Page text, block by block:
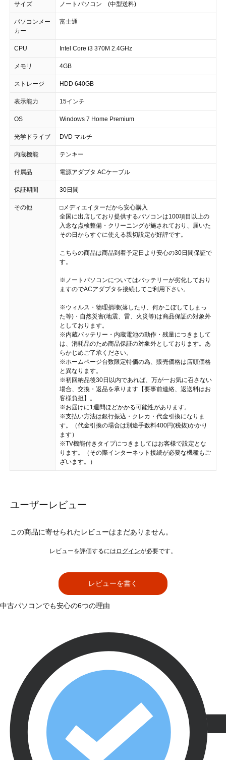
サイズ ノートパソコン (中型送料)
パソコンメー
カー
富士通
CPU Intel Core i3 370M 2.4GHz
メモリ 4GB
ストレージ HDD 640GB
表示能力 15インチ
OS Windows 7 Home Premium
光学ドライブ DVD マルチ
内蔵機能 テンキー
付属品 電源アダプタ ACケーブル
保証期間 30日間
その他
□メディエイターだから安心購入
全国に出店しており提供するパソコンは100項目以上の
入念な点検整備・クリーニングが施されており、届いた
その日からすぐに使える親切設定が好評です。
こちらの商品は商品到着予定日より安心の30日間保証で
す。
※ノートパソコンについてはバッテリーが劣化しており
ますのでACアダプタを接続してご利用下さい。
※ウィルス・物理損壊(落したり、何かこぼしてしまっ
た等)・自然災害(地震、雷、火災等)は商品保証の対象外
としております。
※内蔵バッテリー・内蔵電池の動作・残量につきまして
は、消耗品のため商品保証の対象外としております。あ
らかじめご了承ください。
※ホームページ台数限定特価の為、販売価格は店頭価格
と異なります。
※初回納品後30日以内であれば、万が一お気に召さない
場合、交換・返品を承ります【要事前連絡、返送料はお
客様負担】。
※お届けに1週間ほどかかる可能性があります。
※支払い方法は銀行振込・クレカ・代金引換になりま
す。（代金引換の場合は別途手数料400円(税抜)かかり
ます）
※TV機能付きタイプにつきましてはお客様で設定とな
ります。（その際インターネット接続が必要な機種もご
ざいます。）
ユーザーレビュー
この商品に寄せられたレビューはまだありません。
レビューを評価するには ログインが必要です。
レビューを書く
中古パソコンでも安心の6つの理由